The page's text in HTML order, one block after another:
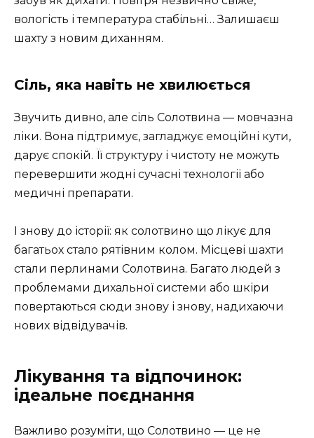
вологість і температура стабільні… Залишаєш
шахту з новим диханням.
Сіль, яка навіть не хвилюється
Звучить дивно, але сіль Солотвина — мовчазна
ліки. Вона підтримує, загладжує емоційні кути,
дарує спокій. Її структуру і чистоту не можуть
перевершити жодні сучасні технології або
медичні препарати.
І знову до історії: як солотвино що лікує для
багатьох стало рятівним колом. Місцеві шахти
стали перлинами Солотвина. Багато людей з
проблемами дихальної системи або шкіри
повертаються сюди знову і знову, надихаючи
нових відвідувачів.
Лікування та відпочинок:
ідеальне поєднання
Важливо розуміти, що Солотвино — це не